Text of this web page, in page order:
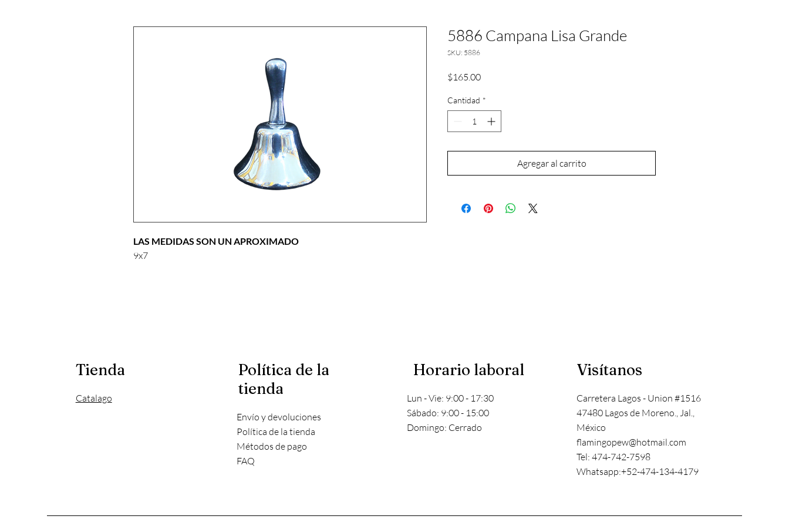
LAS MEDIDAS SON UN APROXIMADO
9x7
5886 Campana Lisa Grande
SKU: 5886
$165.00Precio
Cantidad *
Agregar al carrito
Tienda
Catalago
Política de la
tienda
Envío y devoluciones
Política de la tienda
Métodos de pago
FAQ
Horario laboral
Lun - Vie: 9:00 - 17:30
​​Sábado: 9:00 - 15:00
​Domingo: Cerrado
Visítanos
Carretera Lagos - Union #1516
47480 Lagos de Moreno., Jal.,
México
flamingopew@hotmail.com
Tel: 474-742-7598
Whatsapp:+52-474-134-4179